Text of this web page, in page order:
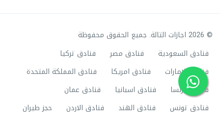
© 2026 اجازات التالة. جميع الحقوق محفوظة
فنادق السعودية
فنادق مصر
فنادق تركيا
فنادق الامارات
فنادق امريكا
فنادق المملكة المتحدة
فنادق فرنسا
فنادق اسبانيا
فنادق عمان
فنادق تونس
فنادق الهند فنادق الاردن حجز طيران